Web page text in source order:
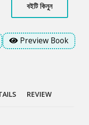
বইটি কিনুন
Preview Book
REVIEW